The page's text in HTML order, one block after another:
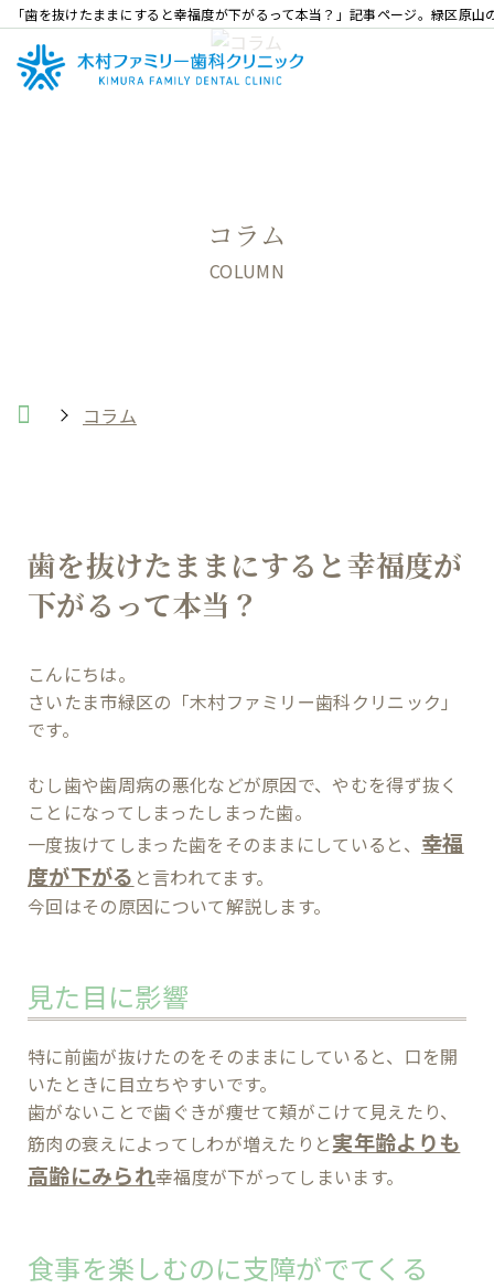
「歯を抜けたままにすると幸福度が下がるって本当？」記事ページ。緑区原
コラム
COLUMN
コラム
歯を抜けたままにすると幸福度が
下がるって本当？
こんにちは。
さいたま市緑区の「木村ファミリー歯科クリニック」
です。
むし歯や歯周病の悪化などが原因で、やむを得ず抜く
ことになってしまったしまった歯。
一度抜けてしまった歯をそのままにしていると、 幸福
度が下がる と言われてます。
今回はその原因について解説します。
見た目に影響
特に前歯が抜けたのをそのままにしていると、口を開
いたときに目立ちやすいです。
歯がないことで歯ぐきが痩せて頬がこけて見えたり、
筋肉の衰えによってしわが増えたりと実年齢よりも
高齢にみられ幸福度が下がってしまいます。
食事を楽しむのに支障がでてくる